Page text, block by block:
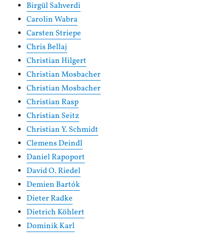
Birgül Sahverdi
Carolin Wabra
Carsten Striepe
Chris Bellaj
Christian Hilgert
Christian Mosbacher
Christian Mosbacher
Christian Rasp
Christian Seitz
Christian Y. Schmidt
Clemens Deindl
Daniel Rapoport
David O. Riedel
Demien Bartók
Dieter Radke
Dietrich Köhlert
Dominik Karl